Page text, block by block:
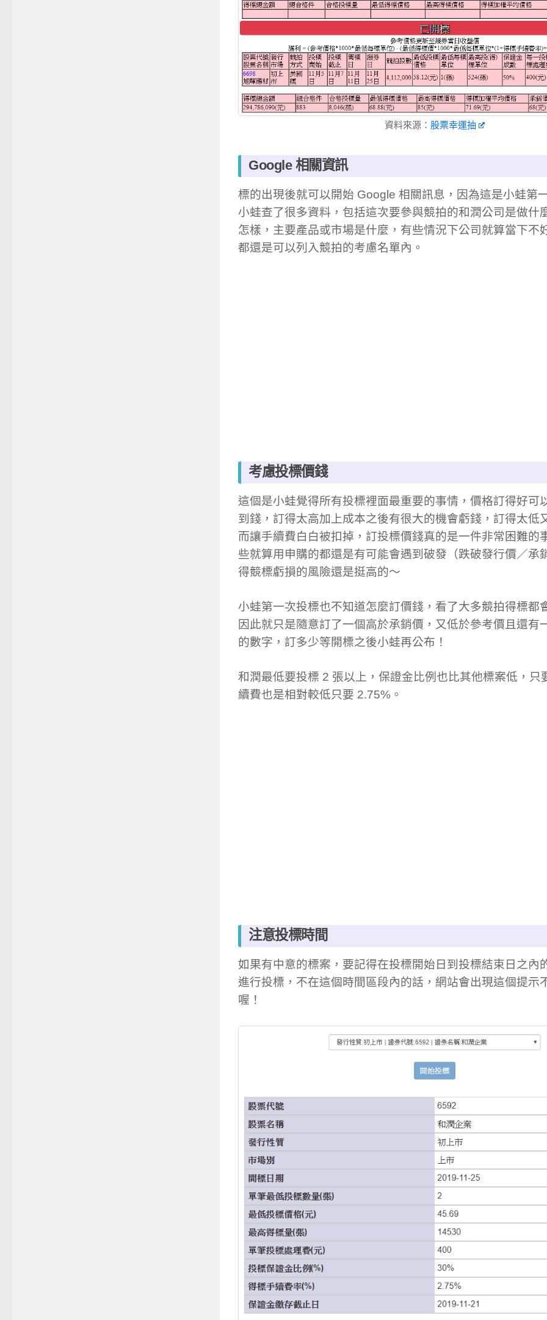
資料來源： 股票幸運抽
Google 相關資訊
標的出現後就可以開始 Google 相關訊息，因為這是小蛙第
小蛙查了很多資料，包括這次要參與競拍的和潤公司是做什
怎樣，主要產品或市場是什麼，有些情況下公司就算當下不
都還是可以列入競拍的考慮名單內。
考慮投標價錢
這個是小蛙覺得所有投標裡面最重要的事情，價格訂得好可
到錢，訂得太高加上成本之後有很大的機會虧錢，訂得太低
而讓手續費白白被扣掉，訂投標價錢真的是一件非常困難的
些就算用申購的都還是有可能會遇到破發（跌破發行價／承
得競標虧損的風險還是挺高的～
小蛙第一次投標也不知道怎麼訂價錢，看了大多競拍得標都
因此就只是隨意訂了一個高於承銷價，又低於參考價且還有
的數字，訂多少等開標之後小蛙再公布！
和潤最低要投標 2 張以上，保證金比例也比其他標案低，只
續費也是相對較低只要 2.75%。
注意投標時間
如果有中意的標案，要記得在投標開始日到投標結束日之內
進行投標，不在這個時間區段內的話，網站會出現這個提示
喔！